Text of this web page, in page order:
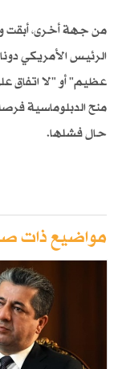
من جهة أخرى، أبقت
الرئيس الأمريكي
عظيم" أو "لا اتفاق
منح الدبلوماسية
حال فشلها.
مواضيع ذات